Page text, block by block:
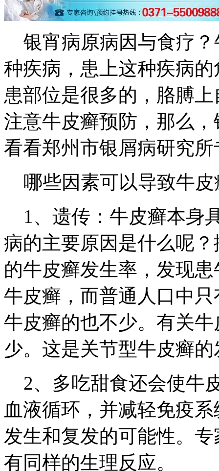
银宵病原病因与食疗？
种疾病，患上这种疾病
患部位是很多的，胳膊
注意牛皮癣预防，那么
看看郑州市银屑病研究
哪些因素可以导致牛皮
1、遗传：牛皮癣本身
病的主要原因是什么呢
的牛皮癣发生率，发现
牛皮癣，而普通人口中
牛皮癣的也不少。有关
少。这是关节型牛皮癣
2、多吃甜食还会使牛
血液循环，并减轻免疫
发生和复发的可能性。
有同样的生理反应。